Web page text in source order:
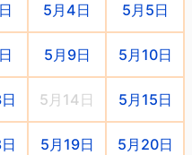
5月4日 5月5日
5月9日 5月10日
5月14日 5月15日
5月19日 5月20日